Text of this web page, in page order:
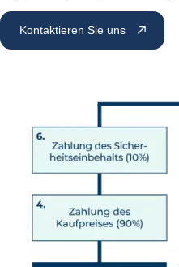
Kontaktieren Sie uns